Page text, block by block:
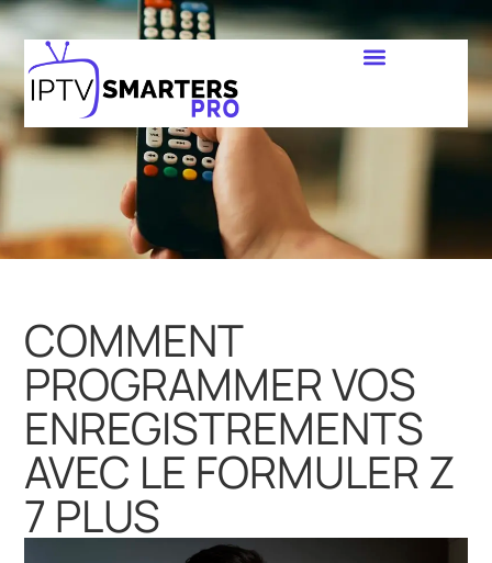
COMMENT
PROGRAMMER VOS
ENREGISTREMENTS
AVEC LE FORMULER Z
7 PLUS